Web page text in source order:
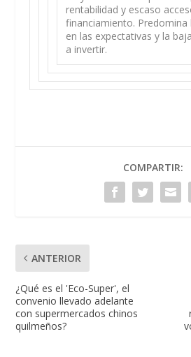
rentabilidad y escaso
financiamiento. Predomina
en las expectativas y la
a invertir.
COMPARTIR:
ANTERIOR
¿Qué es el 'Eco-Super', el
convenio llevado adelante
con supermercados chinos
quilmeños?